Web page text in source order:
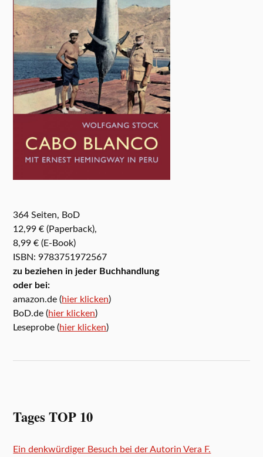
364 Seiten, BoD
12,99 € (Paperback),
8,99 € (E-Book)
ISBN: 9783751972567
zu beziehen in jeder Buchhandlung
oder bei:
amazon.de (hier klicken)
BoD.de (hier klicken)
Leseprobe (hier klicken)
Tages TOP 10
Ein denkwürdiger Besuch bei der Autorin Vera F.